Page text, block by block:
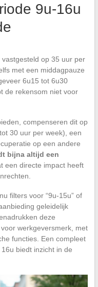
9u-16u
op 35 uur per
met een middagpauze
6u15 tot 6u30
de rekensom niet voor
compenseren dit op
30 uur per week), een
op een andere
bijna altijd een
een directe impact heeft
filters voor “9u-15u” of
geleidelijk
deze
werkgeversmerk, met
functies. Een compleet
biedt inzicht in de